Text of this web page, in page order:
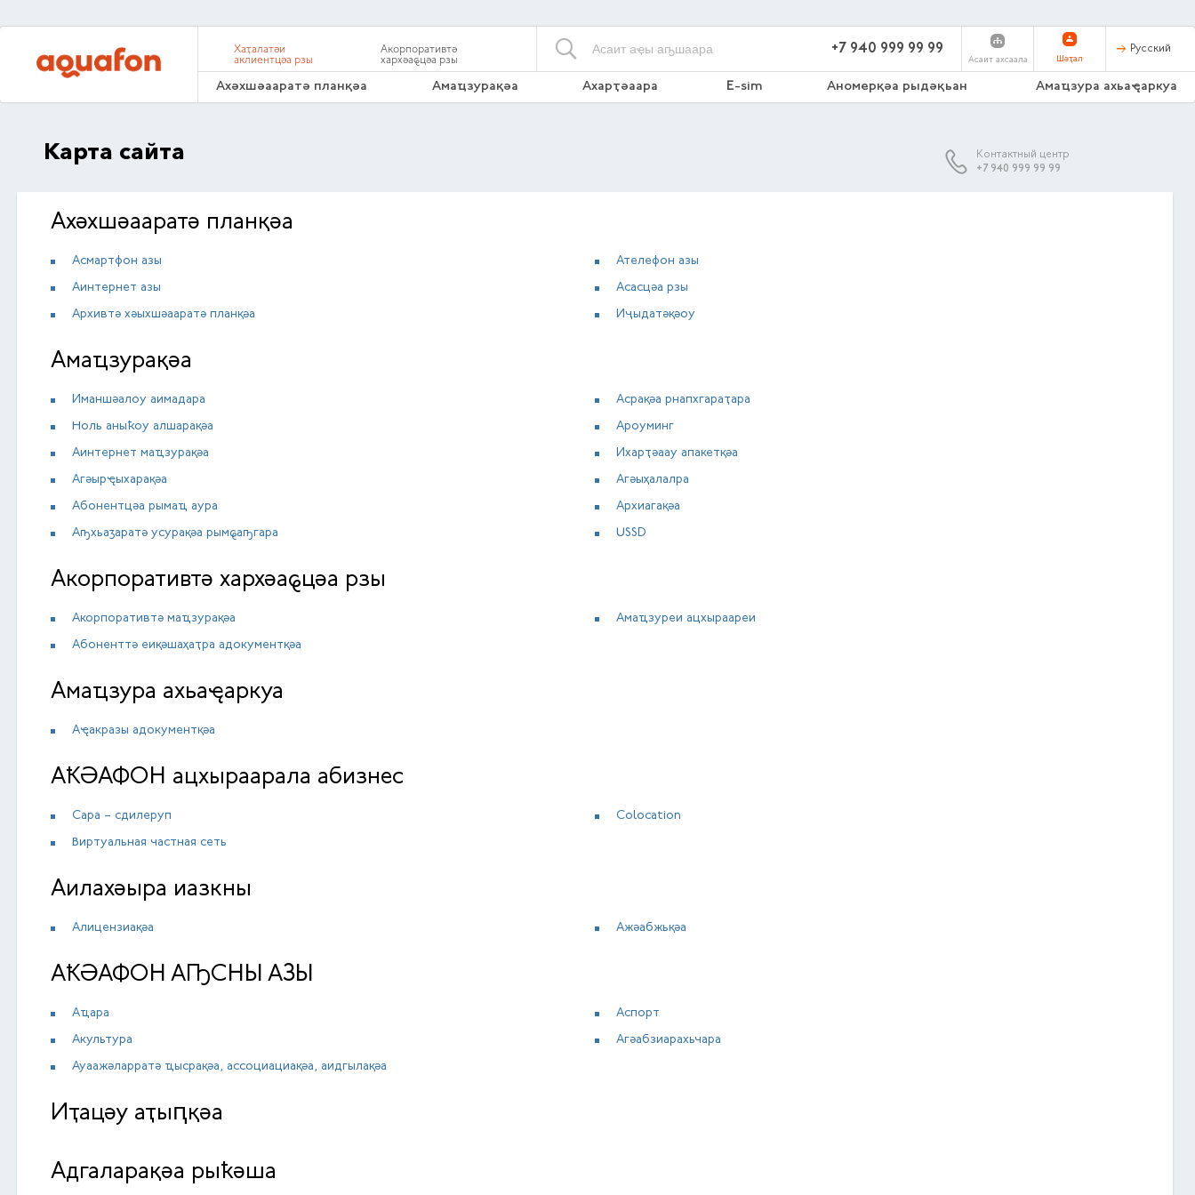
Хаҭалатәи
аклиентцәа рзы
Акорпоративтә
хархәаҩцәа рзы
+7 940 999 99 99
Асаит ахсаала Шәҭал
Русский
Ахәхшәааратә планқәа Амаҵзурақәа Ахарҭәаара E-sim Аномерқәа рыдәқьан Амаҵзура ахьаҿаркуа
Карта сайта
Контактный центр
+7 940 999 99 99
Ахәхшәааратә планқәа
Асмартфон азы Ателефон азы
Аинтернет азы Асасцәа рзы
Архивтә хәыхшәааратә планқәа Иҷыдатәқәоу
Амаҵзурақәа
Иманшәалоу аимадара Асрақәа рнапхгараҭара
Ноль аныҟоу алшарақәа Ароуминг
Аинтернет маҵзурақәа Ихарҭәаау апакетқәа
Агәырҿыхарақәа Агәыҳалалра
Абонентцәа рымаҵ аура Архиагақәа
Аҧхьаӡаратә усурақәа рымҩаҧгара USSD
Акорпоративтә хархәаҩцәа рзы
Акорпоративтә маҵзурақәа Амаҵзуреи ацхыраареи
Абоненттә еиқәшаҳаҭра адокументқәа
Амаҵзура ахьаҿаркуа
Аҿакразы адокументқәа
АҞӘАФОН ацхыраарала абизнес
Сара – сдилеруп Colocation
Виртуальная частная сеть
Аилахәыра иазкны
Алицензиақәа Ажәабжьқәа
АҞӘАФОН АҦСНЫ АЗЫ
Аҵара Аспорт
Акультура Агәабзиарахьчара
Ауаажәларратә ҵысрақәа, ассоциациақәа, аидгылақәа
Иҭацәу аҭыԥқәа
Адгаларақәа рыҟәша